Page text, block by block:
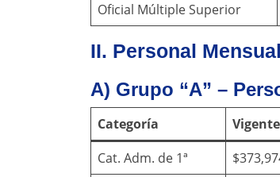
Oficial Múltiple Superior
II. Personal
A) Grupo “A” –
Categoría
Cat. Adm. de 1ª